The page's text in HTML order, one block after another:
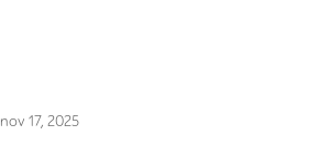
nov 17, 2025